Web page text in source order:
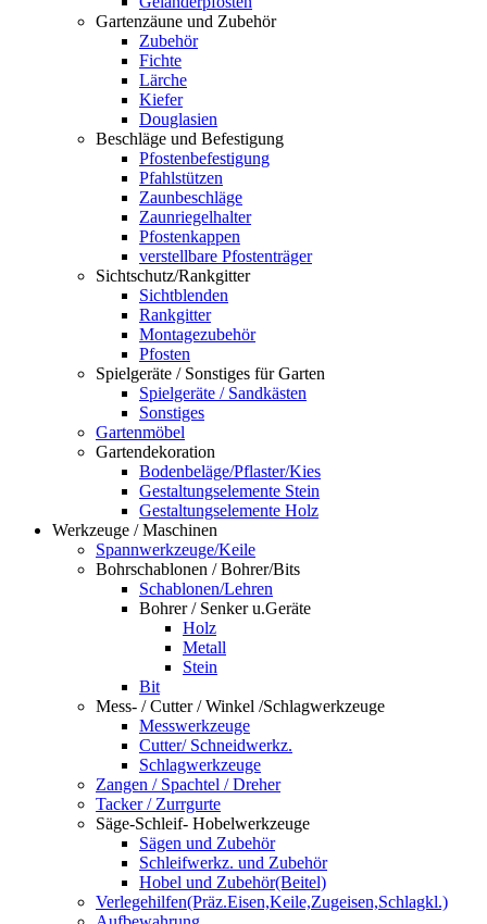
Gartenzäune und Zubehör
Zubehör
Fichte
Lärche
Kiefer
Douglasien
Beschläge und Befestigung
Pfostenbefestigung
Pfahlstützen
Zaunbeschläge
Zaunriegelhalter
Pfostenkappen
verstellbare Pfostenträger
Sichtschutz/Rankgitter
Sichtblenden
Rankgitter
Montagezubehör
Pfosten
Spielgeräte / Sonstiges für Garten
Spielgeräte / Sandkästen
Sonstiges
Gartenmöbel
Gartendekoration
Bodenbeläge/Pflaster/Kies
Gestaltungselemente Stein
Gestaltungselemente Holz
Werkzeuge / Maschinen
Spannwerkzeuge/Keile
Bohrschablonen / Bohrer/Bits
Schablonen/Lehren
Bohrer / Senker u.Geräte
Holz
Metall
Stein
Bit
Mess- / Cutter / Winkel /Schlagwerkzeuge
Messwerkzeuge
Cutter/ Schneidwerkz.
Schlagwerkzeuge
Zangen / Spachtel / Dreher
Tacker / Zurrgurte
Säge-Schleif- Hobelwerkzeuge
Sägen und Zubehör
Schleifwerkz. und Zubehör
Hobel und Zubehör(Beitel)
Verlegehilfen(Präz.Eisen,Keile,Zugeisen,Schlagkl.)